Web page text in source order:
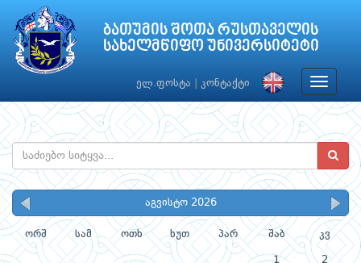
ბათუმის შოთა რუსთაველის
სახელმწიფო უნივერსიტეტი
ელ.ფოსტა კონტაქტი
Toggle
აგვისტო 2026
ორშ სამ ოთხ ხუთ პარ შაბ კვ
1 2